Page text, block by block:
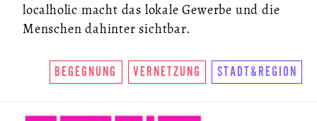
localholic macht das lokale Gewerbe und die
Menschen dahinter sichtbar.
BEGEGNUNG VERNETZUNG STADT&REGION